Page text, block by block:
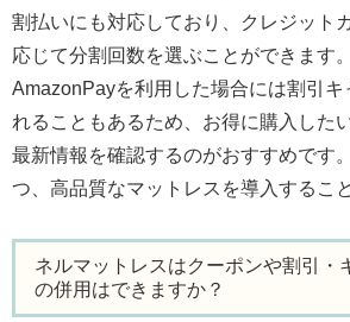
割払いにも対応しており、クレジット
応じて分割回数を選ぶことができます
AmazonPayを利用した場合には割引キ
れることもあるため、お得に購入した
最新情報を確認するのがおすすめです
つ、高品質なマットレスを導入するこ
ネルマットレスはクーポンや割引・
の併用はできますか？